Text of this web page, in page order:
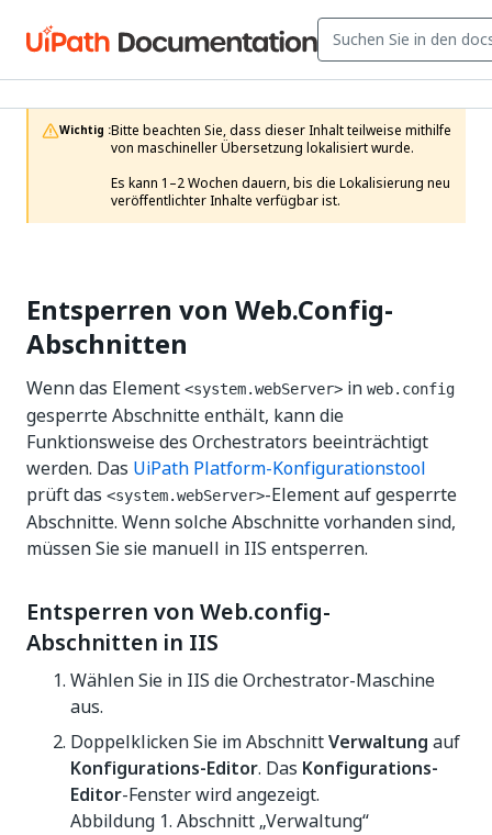
Wichtig :Bitte beachten Sie, dass dieser Inhalt teilweise mithilfe
von maschineller Übersetzung lokalisiert wurde.
Es kann 1–2 Wochen dauern, bis die Lokalisierung neu
veröffentlichter Inhalte verfügbar ist.
Entsperren von Web.Config-
Abschnitten
Wenn das Element <system.webServer> in web.config
gesperrte Abschnitte enthält, kann die
Funktionsweise des Orchestrators beeinträchtigt
werden. Das UiPath Platform-Konfigurationstool
prüft das <system.webServer>-Element auf gesperrte
Abschnitte. Wenn solche Abschnitte vorhanden sind,
müssen Sie sie manuell in IIS entsperren.
Entsperren von Web.config-
Abschnitten in IIS
Wählen Sie in IIS die Orchestrator-Maschine
aus.
Doppelklicken Sie im AbschnittVerwaltung auf
Konfigurations-Editor. Das Konfigurations-
Editor-Fenster wird angezeigt.
Abbildung 1. Abschnitt „Verwaltung“